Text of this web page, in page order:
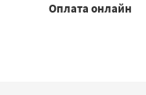
Оплата онлайн